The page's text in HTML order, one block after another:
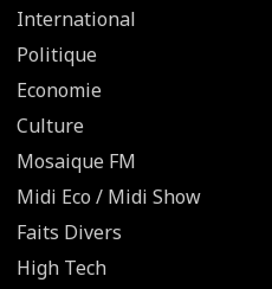
International
Politique
Economie
Culture
Mosaique FM
Midi Eco / Midi Show
Faits Divers
High Tech